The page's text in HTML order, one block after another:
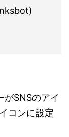
がSNSのアイ
コンに設定